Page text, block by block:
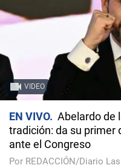
VIDEO
EN VIVO
Abelardo de
tradición: da su primer
ante el Congreso
Por REDACCIÓN/Diario